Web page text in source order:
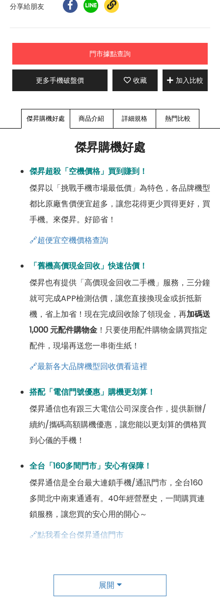
分享給朋友
門市據點查詢
更多手機破盤價 收藏 加入比較
傑昇購機好處 商品介紹 詳細規格 熱門比較
傑昇購機好處
傑昇超殺「空機價格」買到賺到！
傑昇以「挑戰手機市場最低價」為特色，各品牌機型
都比原廠售價便宜超多，讓您花得更少買得更好，買
手機。來傑昇。好節省！
🔗超便宜空機價格查詢
「舊機高價現金回收」快速估價！
傑昇也有提供「高價現金回收二手機」服務，三分鐘
就可完成APP檢測估價，讓您直接換現金或折抵新
機，省上加省！現在完成回收除了領現金，再加碼送
1,000 元配件購物金 ！只要使用配件購物金購買指定
配件，現場再送您一串衛生紙！
🔗最新各大品牌機型回收價看這裡
搭配「電信門號優惠」購機更划算！
傑昇通信也有跟三大電信公司深度合作，提供新辦/
續約/攜碼高額購機優惠，讓您能以更划算的價格買
到心儀的手機！
全台「160多間門市」安心有保障！
傑昇通信是全台最大連鎖手機/通訊門市，全台160
多間北中南東通通有。40年經營歷史，一間購買連
鎖服務，讓您買的安心用的開心～
🔗點我看全台傑昇通信門市
傑昇尊榮會員除了可以「消費集點兌換商品」，每半
年還有「200元配件購物金」，每年再送「VIP生日
展開